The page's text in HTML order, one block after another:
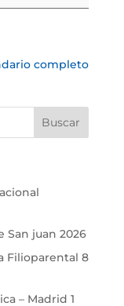
completo
San juan 2026
Filioparental 8
– Madrid 1